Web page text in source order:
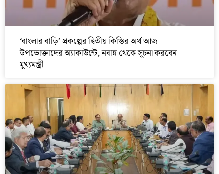
‘বাংলার বাড়ি’ প্রকল্পের দ্বিতীয় কিস্তির অর্থ আজ
উপভোক্তাদের অ্যাকাউন্টে, নবান্ন থেকে সূচনা করবেন
মুখ্যমন্ত্রী